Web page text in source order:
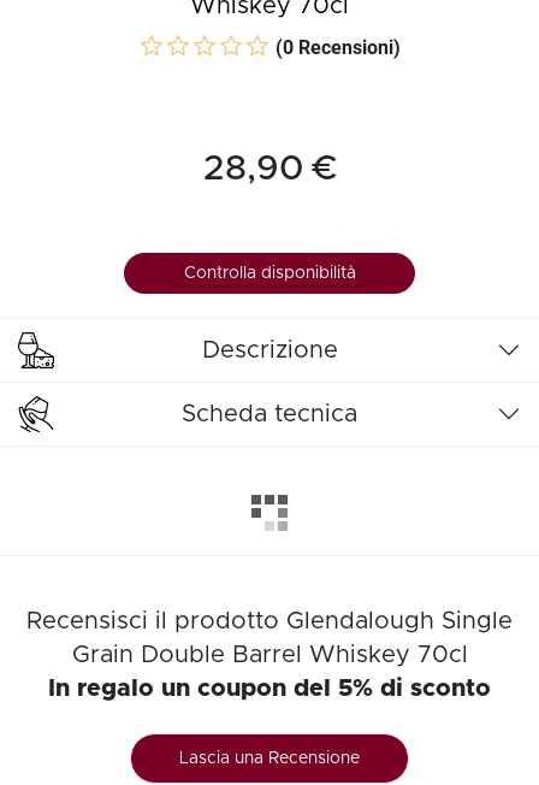
Whiskey 70cl
(0 Recensioni)
28,90 €
Controlla disponibilità
Descrizione
Scheda tecnica
Recensisci il prodotto Glendalough Single
Grain Double Barrel Whiskey 70cl
In regalo un coupon del 5% di sconto
Lascia una Recensione